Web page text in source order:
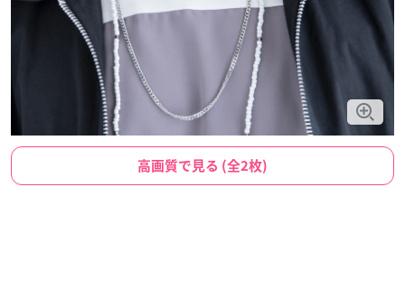
高画質で見る (全2枚)